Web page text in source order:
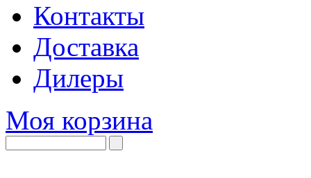
Контакты
Доставка
Дилеры
Моя корзина